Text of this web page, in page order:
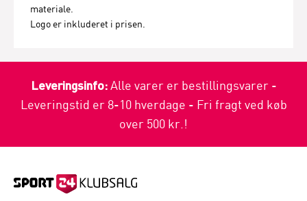
materiale.
Logo er inkluderet i prisen.
Leveringsinfo:Alle varer er bestillingsvarer -
Leveringstid er 8-10 hverdage - Fri fragt ved køb
over 500 kr.!